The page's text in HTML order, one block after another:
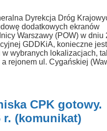
Dyrekcja Dróg
dodatkowych ekranów
Warszawy (POW) w dniu
GDDKiA, konieczne jest
wybranych lokalizacjach,
rejonem ul. Cygańskiej
CPK gotowy.
r. (komunikat)